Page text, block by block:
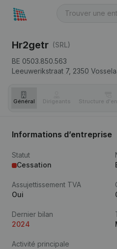
Hr2getr (SRL)
BE 0503.850.563
Leeuwerikstraat 7, 2350
Général Dirigeants Structure
Informations d’entreprise
Statut
Cessation
Assujettissement TVA
Oui
Dernier bilan
2024
Activité principale